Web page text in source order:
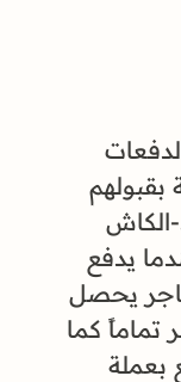
بقبولهم
الكاش
يدفع
يحصل
تماماً كما
بعملة